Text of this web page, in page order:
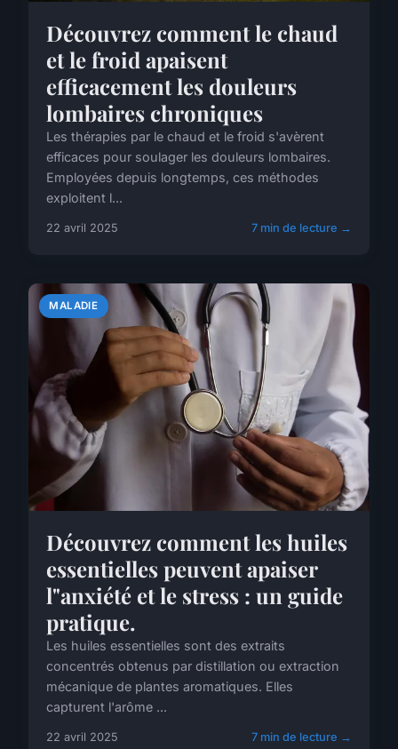
Découvrez comment le chaud
et le froid apaisent
efficacement les douleurs
lombaires chroniques
Les thérapies par le chaud et le froid s'avèrent
efficaces pour soulager les douleurs lombaires.
Employées depuis longtemps, ces méthodes
exploitent l...
22 avril 2025 7 min de lecture →
MALADIE
Découvrez comment les huiles
essentielles peuvent apaiser
l"anxiété et le stress : un guide
pratique.
Les huiles essentielles sont des extraits
concentrés obtenus par distillation ou extraction
mécanique de plantes aromatiques. Elles
capturent l'arôme ...
22 avril 2025 7 min de lecture →